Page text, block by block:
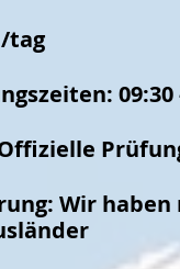
tag
09:30
Offizielle
Wir